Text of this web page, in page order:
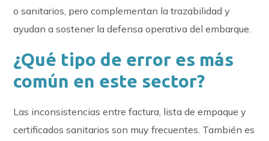
o sanitarios, pero complementan la trazabilidad y
ayudan a sostener la defensa operativa del embarque.
¿Qué tipo de error es más
común en este sector?
Las inconsistencias entre factura, lista de empaque y
certificados sanitarios son muy frecuentes. También es